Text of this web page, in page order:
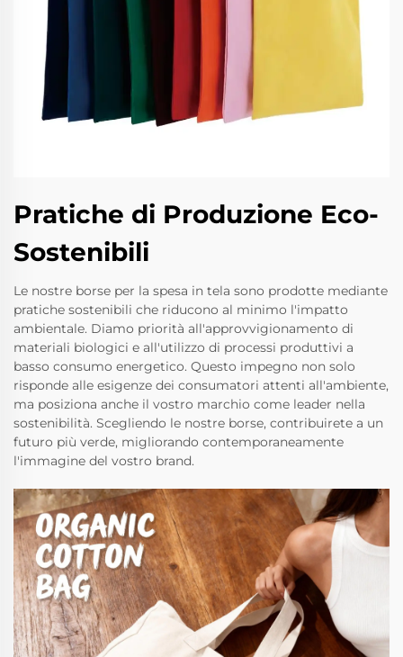
Pratiche di Produzione Eco-
Sostenibili
Le nostre borse per la spesa in tela sono prodotte mediante
pratiche sostenibili che riducono al minimo l'impatto
ambientale. Diamo priorità all'approvvigionamento di
materiali biologici e all'utilizzo di processi produttivi a
basso consumo energetico. Questo impegno non solo
risponde alle esigenze dei consumatori attenti all'ambiente,
ma posiziona anche il vostro marchio come leader nella
sostenibilità. Scegliendo le nostre borse, contribuirete a un
futuro più verde, migliorando contemporaneamente
l'immagine del vostro brand.